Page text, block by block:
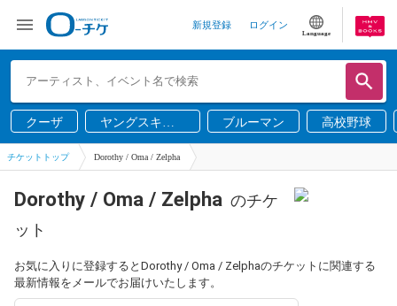
新規登録 ログイン
Language
クーザ
ヤングスキニ
ー
ブルーマン 高校野球
チケットトップ Dorothy / Oma / Zelpha
Dorothy / Oma / Zelpha のチケ
ット
お気に入りに登録するとDorothy / Oma / Zelphaのチケットに関連する
最新情報をメールでお届けいたします。